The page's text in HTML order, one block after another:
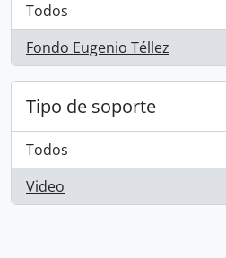
Todos
Fondo Eugenio Téllez
, 1 resultados
Tipo de soporte
Todos
Video
, 1 resultados